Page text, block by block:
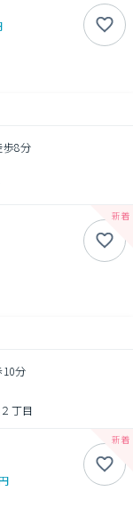
8分
分
丁目